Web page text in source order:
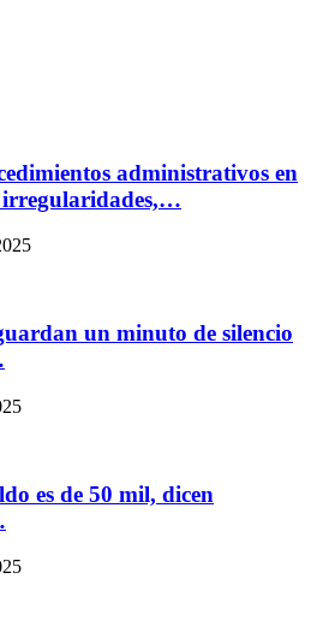
administrativos en
un minuto de silencio
es de 50 mil, dicen